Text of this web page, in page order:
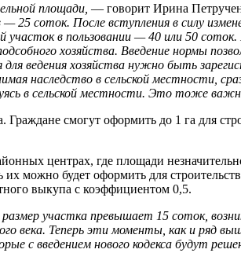
площади, — говорит Ирина
25 соток. После вступления в силу
участок в пользовании — 40 или 50
хозяйства. Введение нормы
ведения хозяйства нужно быть
наследство в сельской местности,
в сельской местности. Это тоже
смогут оформить до 1 га для
центрах, где площади
можно будет оформить для
выкупа с коэффициентом 0,5.
участка превышает 15 соток,
века. Теперь эти моменты, как и ряд
с введением нового кодекса будут